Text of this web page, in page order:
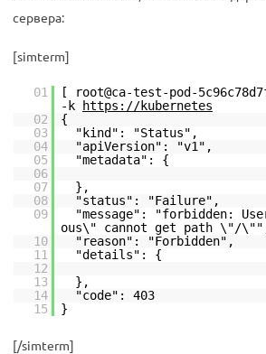
сервера:
[simterm]
01
[ root@ca-test-pod-
-k
https://kubernetes
02
{
03
"kind": "Status",
04
"apiVersion": "v1",
05
"metadata": {
06
07
},
08
"status": "Failure",
09
"message": "forbidden:
ous\" cannot get path \"/
10
"reason": "Forbidden",
11
"details": {
12
13
},
14
"code": 403
15
}
[/simterm]